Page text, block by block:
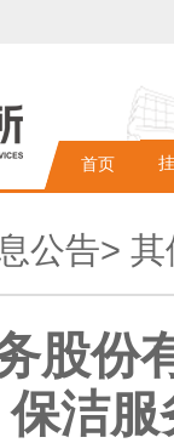
首页
公告> 其
股份
保洁服